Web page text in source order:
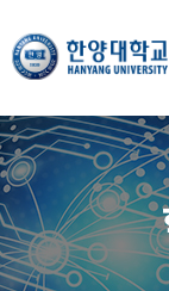
한양대학교
데이터사이